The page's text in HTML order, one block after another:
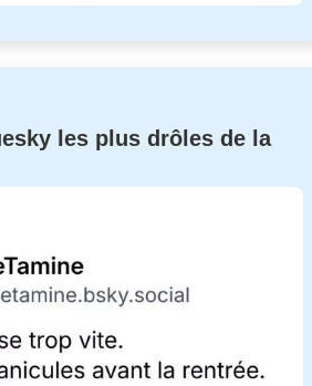
les plus drôles de la